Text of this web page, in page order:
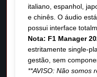
italiano, espanhol,
e chinês. O áudio
possui interface
Nota: F1 Manager
estritamente single-
gestão, sem
**AVISO: Não somos